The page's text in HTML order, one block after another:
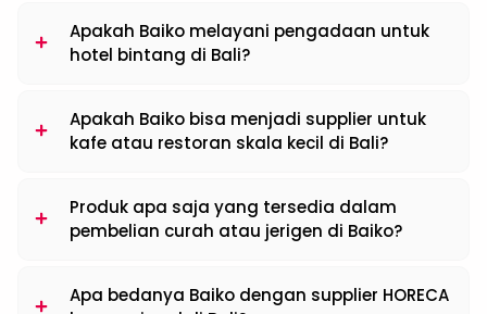
Apakah Baiko melayani pengadaan untuk
hotel bintang di Bali?
Apakah Baiko bisa menjadi supplier untuk
kafe atau restoran skala kecil di Bali?
Produk apa saja yang tersedia dalam
pembelian curah atau jerigen di Baiko?
Apa bedanya Baiko dengan supplier HORECA